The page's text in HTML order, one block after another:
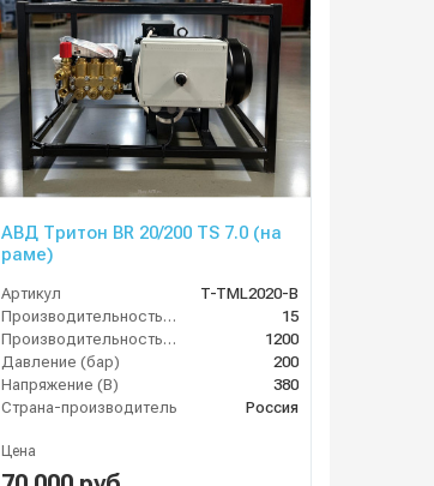
АВД Тритон BR 20/200 TS 7.0 (на
раме)
Артикул
T-TML2020-B
Производительность (л/мин)
15
Производительность (л/ч)
1200
Давление (бар)
200
Напряжение (В)
380
Страна-производитель
Россия
Цена